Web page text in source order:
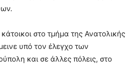
στο τμήμα της Ανατολικής
υπό τον έλεγχο των
και σε άλλες πόλεις, στο